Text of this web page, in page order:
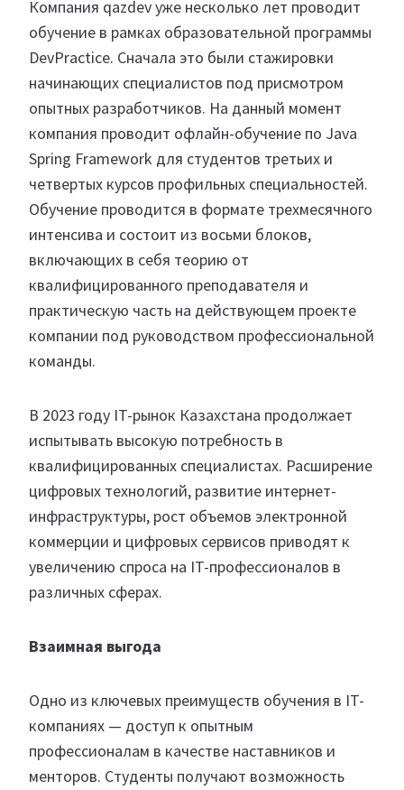
Компания qazdev уже несколько лет проводит
обучение в рамках образовательной программы
DevPractice. Сначала это были стажировки
начинающих специалистов под присмотром
опытных разработчиков. На данный момент
компания проводит офлайн-обучение по Java
Spring Framework для студентов третьих и
четвертых курсов профильных специальностей.
Обучение проводится в формате трехмесячного
интенсива и состоит из восьми блоков,
включающих в себя теорию от
квалифицированного преподавателя и
практическую часть на действующем проекте
компании под руководством профессиональной
команды.
В 2023 году IT-рынок Казахстана продолжает
испытывать высокую потребность в
квалифицированных специалистах. Расширение
цифровых технологий, развитие интернет-
инфраструктуры, рост объемов электронной
коммерции и цифровых сервисов приводят к
увеличению спроса на IT-профессионалов в
различных сферах.
Взаимная выгода
Одно из ключевых преимуществ обучения в IT-
компаниях — доступ к опытным
профессионалам в качестве наставников и
менторов. Студенты получают возможность